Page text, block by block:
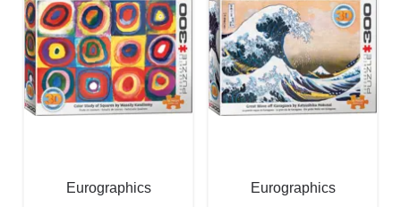
Eurographics
Eurographics